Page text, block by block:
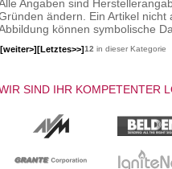
Angaben sind
ändern. Ein Artikel
können symbolische
[weiter>][Letztes>>]12 in dieser Kategorie
SIND IHR KOMPETENTER